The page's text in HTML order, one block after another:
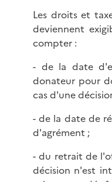
Les droits et
deviennent
compter :
- de la date
donateur pour
cas d'une
- de la date de
d'agrément ;
- du retrait de
décision n'est